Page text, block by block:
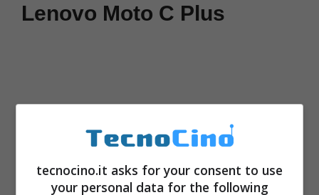
Lenovo Moto C Plus
tecnocino.it asks for your consent to use
your personal data for the following